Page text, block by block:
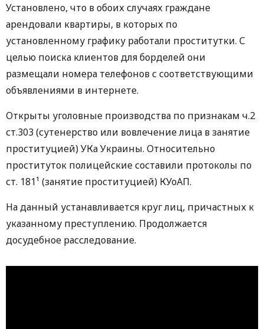
Установлено, что в обоих случаях граждане
арендовали квартиры, в которых по
установленному графику работали проститутки. С
целью поиска клиентов для борделей они
размещали номера телефонов с соответствующими
объявлениями в интернете.
Открыты уголовные производства по признакам ч.2
ст.303 (сутенерство или вовлечение лица в занятие
проституцией) УКа Украины. Относительно
проституток полицейские составили протоколы по
ст. 181¹ (занятие проституцией) КУоАП.
На данный устанавливается круг лиц, причастных к
указанному преступлению. Продолжается
досудебное расследование.